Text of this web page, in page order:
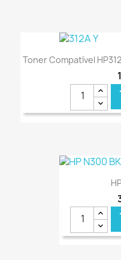
Toner Compatível